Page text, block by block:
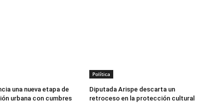
una nueva etapa de
urbana con cumbres
Política
Diputada Arispe descarta un
retroceso en la protección cultural